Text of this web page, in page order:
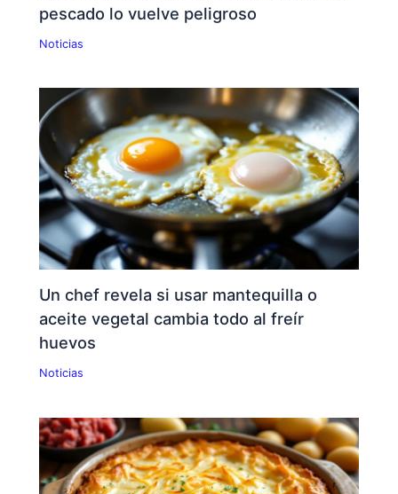
pescado lo vuelve peligroso
Noticias
Un chef revela si usar mantequilla o
aceite vegetal cambia todo al freír
huevos
Noticias